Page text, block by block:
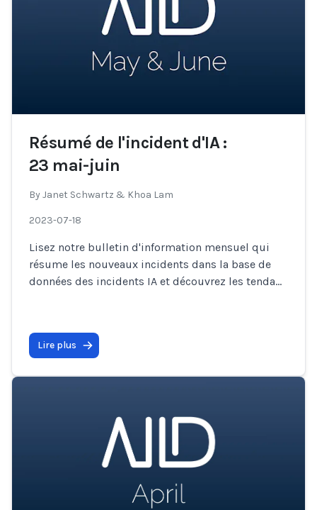
Résumé de l'incident d'IA :
23 mai-juin
ByJanet Schwartz & Khoa Lam
2023-07-18
Lisez notre bulletin d'information mensuel qui
résume les nouveaux incidents dans la base de
données des incidents IA et découvrez les tenda...
Lire plus